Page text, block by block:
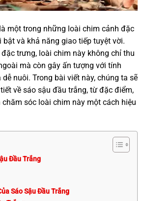
một trong những loài chim cảnh đặc
bật và khả năng giao tiếp tuyệt vời.
trưng, loài chim này không chỉ thu
mà còn gây ấn tượng với tính
nuôi. Trong bài viết này, chúng ta sẽ
về sáo sậu đầu trắng, từ đặc điểm,
sóc loài chim này một cách hiệu
Đầu Trắng
Sáo Sậu Đầu Trắng